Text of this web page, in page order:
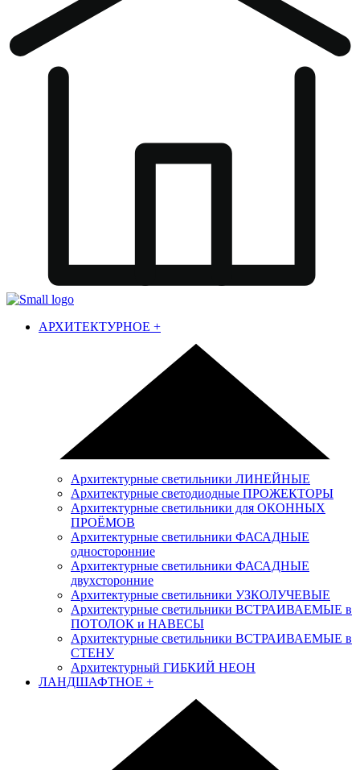
АРХИТЕКТУРНОЕ +
Архитектурные светильники ЛИНЕЙНЫЕ
Архитектурные светодиодные ПРОЖЕКТОРЫ
Архитектурные светильники для ОКОННЫХ
ПРОЁМОВ
Архитектурные светильники ФАСАДНЫЕ
односторонние
Архитектурные светильники ФАСАДНЫЕ
двухсторонние
Архитектурные светильники УЗКОЛУЧЕВЫЕ
Архитектурные светильники ВСТРАИВАЕМЫЕ в
ПОТОЛОК и НАВЕСЫ
Архитектурные светильники ВСТРАИВАЕМЫЕ в
СТЕНУ
Архитектурный ГИБКИЙ НЕОН
ЛАНДШАФТНОЕ +